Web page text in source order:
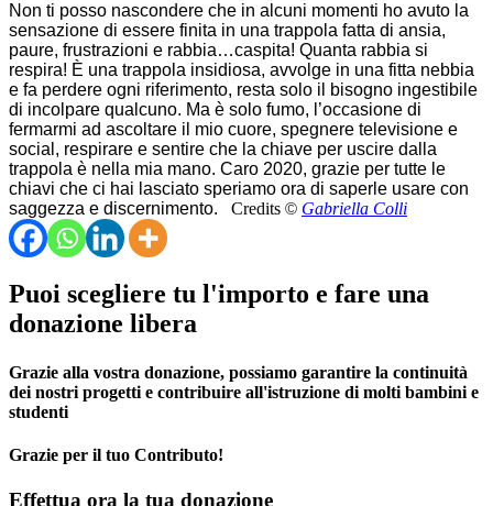
Non ti posso nascondere che in alcuni momenti ho avuto la
sensazione di essere finita in una trappola fatta di ansia,
paure, frustrazioni e rabbia…caspita! Quanta rabbia si
respira! È una trappola insidiosa, avvolge in una fitta nebbia
e fa perdere ogni riferimento, resta solo il bisogno ingestibile
di incolpare qualcuno. Ma è solo fumo, l’occasione di
fermarmi ad ascoltare il mio cuore, spegnere televisione e
social, respirare e sentire che la chiave per uscire dalla
trappola è nella mia mano. Caro 2020, grazie per tutte le
chiavi che ci hai lasciato speriamo ora di saperle usare con
saggezza e discernimento. Credits © Gabriella Colli
Puoi scegliere tu l'importo e fare una
donazione libera
Grazie alla vostra donazione, possiamo garantire la continuità
dei nostri progetti e contribuire all'istruzione di molti bambini e
studenti
Grazie per il tuo Contributo!
Effettua ora la tua donazione